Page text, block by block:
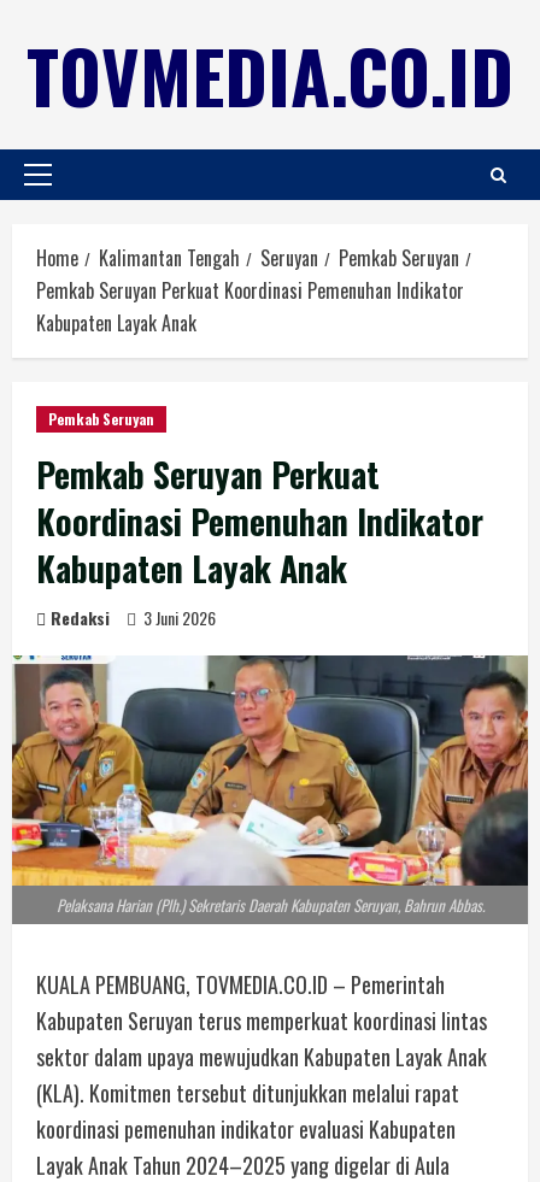
TOVMEDIA.CO.ID
Home Kalimantan Tengah Seruyan
Pemkab Seruyan
Pemkab Seruyan Perkuat Koordinasi Pemenuhan Indikator
Kabupaten Layak Anak
Pemkab Seruyan
Pemkab Seruyan Perkuat
Koordinasi Pemenuhan Indikator
Kabupaten Layak Anak
Redaksi 3 Juni 2026
Pelaksana Harian (Plh.) Sekretaris Daerah Kabupaten Seruyan, Bahrun Abbas.
KUALA PEMBUANG, TOVMEDIA.CO.ID – Pemerintah
Kabupaten Seruyan terus memperkuat koordinasi lintas
sektor dalam upaya mewujudkan Kabupaten Layak Anak
(KLA). Komitmen tersebut ditunjukkan melalui rapat
koordinasi pemenuhan indikator evaluasi Kabupaten
Layak Anak Tahun 2024–2025 yang digelar di Aula